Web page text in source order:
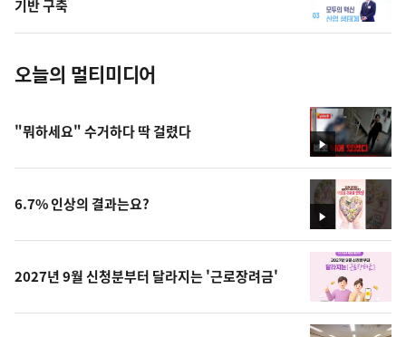
진
기반 구축
오늘의 멀티미디어
영
상
"뭐하세요" 수거하다 딱 걸렸다
영
상
6.7% 인상의 결과는요?
2027년 9월 신청분부터 달라지는 '근로장려금'